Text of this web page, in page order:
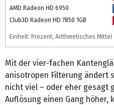
AMD Radeon HD 6950
Club3D Radeon HD 7850 1GB
Einheit: Prozent, Arithmetisches Mittel
Mit der vier-fachen
anisotropen Filterung ändert
nicht viel – oder eher gesagt
Auflösung einen Gang höher,